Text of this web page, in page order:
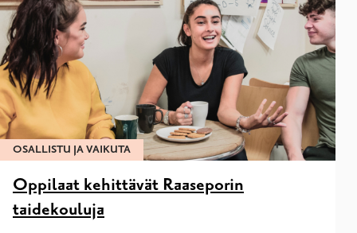
OSALLISTU JA VAIKUTA
Oppilaat kehittävät Raaseporin
taidekouluja